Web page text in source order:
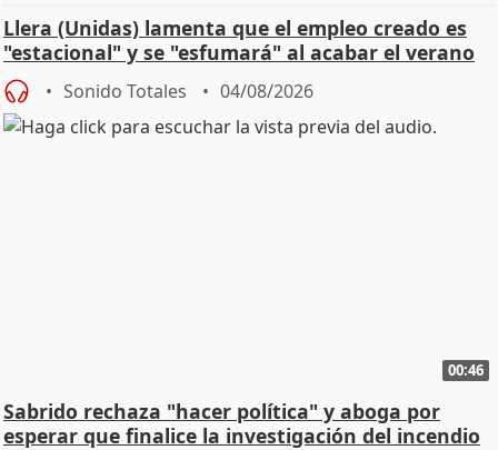
Llera (Unidas) lamenta que el empleo creado es
"estacional" y se "esfumará" al acabar el verano
Sonido Totales 04/08/2026
00:46
Sabrido rechaza "hacer política" y aboga por
esperar que finalice la investigación del incendio